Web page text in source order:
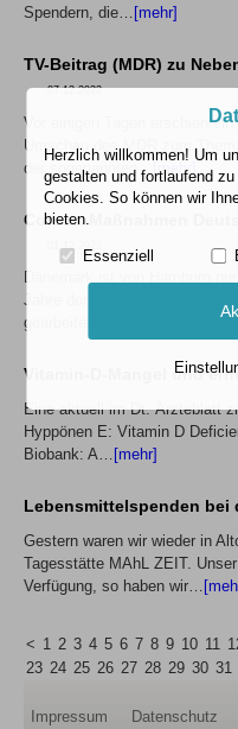
Spendern, die…
[mehr]
TV-Beitrag (MDR) zu
07.12.2022
Vor einigen Tagen erschien ein
Umschau des MDR zum
der sogenannten…
[mehr]
Corona-Maßnahmen
Dänemark ist von Hamburg
Jahre dort als Arzt in
gearbeitet habe, die…
Vitamin-D-Mangel und
Eine aktuell im Dt. Ärzteblatt
Hyppönen E: Vitamin D
Biobank: A… [mehr]
Lebensmittelspenden bei
Gestern waren wir wieder in
Tagesstätte MAhL ZEIT.
Verfügung, so haben wir…
< 1 2 3 4 5 6 7 8 9 10 11
23 24 25 26 27 28 29 30 31
Impressum Datenschutz
Herzlich willkommen! Um
gestalten und fortlaufend
Cookies. So können wir
bieten.
Essenziell